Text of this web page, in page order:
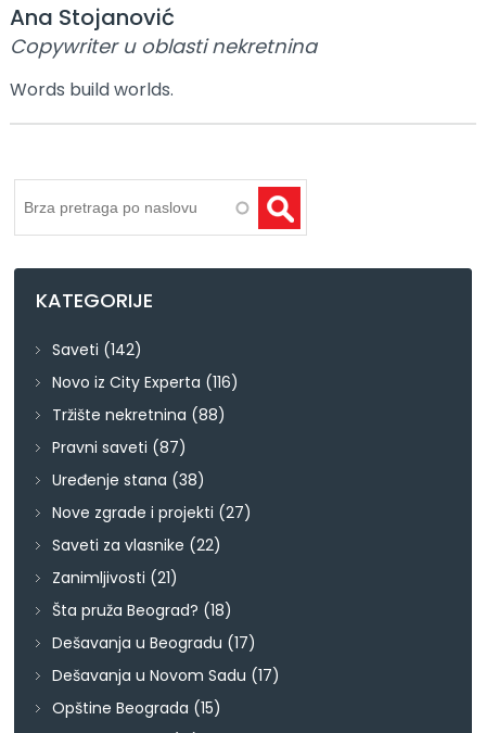
Ana Stojanović
Copywriter u oblasti nekretnina
Words build worlds.
KATEGORIJE
Saveti (142)
Novo iz City Experta (116)
Tržište nekretnina (88)
Pravni saveti (87)
Uređenje stana (38)
Nove zgrade i projekti (27)
Saveti za vlasnike (22)
Zanimljivosti (21)
Šta pruža Beograd? (18)
Dešavanja u Beogradu (17)
Dešavanja u Novom Sadu (17)
Opštine Beograda (15)